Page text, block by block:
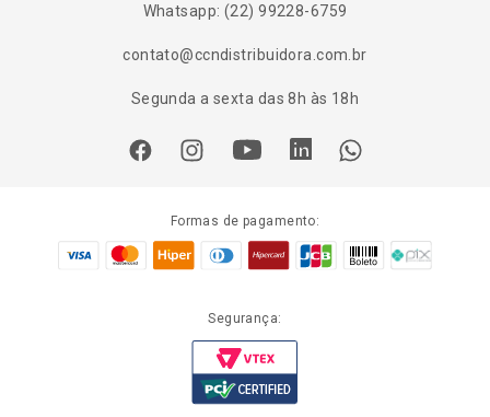
Whatsapp: (22) 99228-6759
contato@ccndistribuidora.com.br
Segunda a sexta das 8h às 18h
Formas de pagamento:
Segurança: